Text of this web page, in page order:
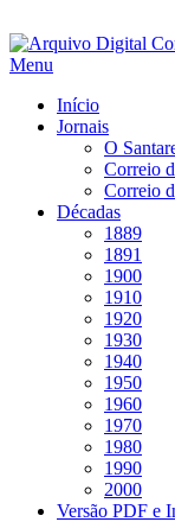
Saltar
para
Menu
Início
Jornais
O
Correio
Correio
Décadas
1889
1891
1900
1910
1920
1930
1940
1950
1960
1970
1980
1990
2000
Versão PDF e